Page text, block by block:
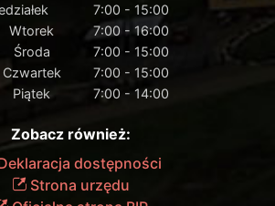
7:00 - 15:00
Wtorek
7:00 - 16:00
Środa
7:00 - 15:00
Czwartek
7:00 - 15:00
Piątek
7:00 - 14:00
Zobacz również:
dostępności
Strona urzędu